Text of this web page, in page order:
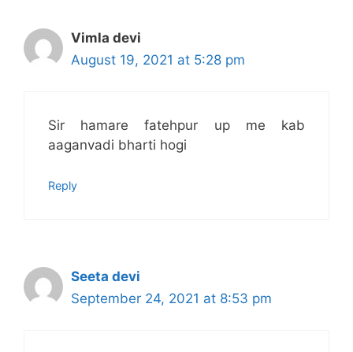
Vimla devi
August 19, 2021 at 5:28 pm
Sir hamare fatehpur up me kab
aaganvadi bharti hogi
Reply
Seeta devi
September 24, 2021 at 8:53 pm